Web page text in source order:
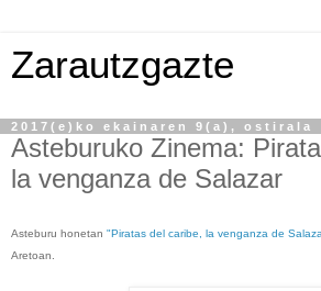
Zarautzgazte
2017(e)ko ekainaren 9(a), ostirala
Asteburuko Zinema:
la venganza de Salazar
Asteburu honetan "Piratas del caribe, la venganza de
Aretoan.